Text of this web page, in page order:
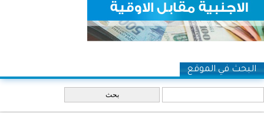
البحث في الموقع